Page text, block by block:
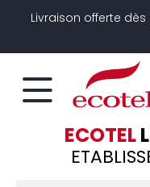
Livraison offerte
ECOTEL
Panneau de gestion